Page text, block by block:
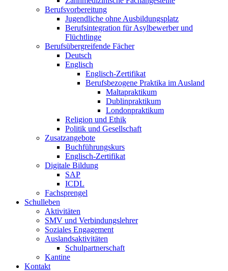
Berufsvorbereitung
Jugendliche ohne Ausbildungsplatz
Berufsintegration für Asylbewerber und
Flüchtlinge
Berufsübergreifende Fächer
Deutsch
Englisch
Englisch-Zertifikat
Berufsbezogene Praktika im Ausland
Maltapraktikum
Dublinpraktikum
Londonpraktikum
Religion und Ethik
Politik und Gesellschaft
Zusatzangebote
Buchführungskurs
Englisch-Zertifikat
Digitale Bildung
SAP
ICDL
Fachsprengel
Schulleben
Aktivitäten
SMV und Verbindungslehrer
Soziales Engagement
Auslandsaktivitäten
Schulpartnerschaft
Kantine
Kontakt